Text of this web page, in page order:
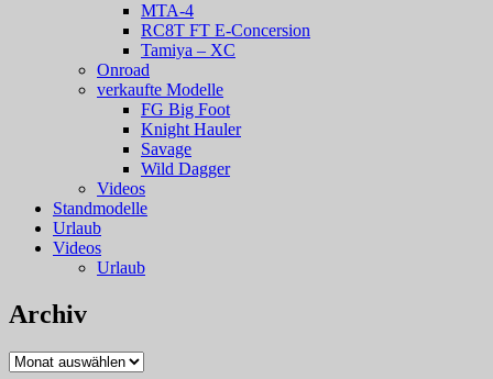
MTA-4
RC8T FT E-Concersion
Tamiya – XC
Onroad
verkaufte Modelle
FG Big Foot
Knight Hauler
Savage
Wild Dagger
Videos
Standmodelle
Urlaub
Videos
Urlaub
Archiv
Archiv